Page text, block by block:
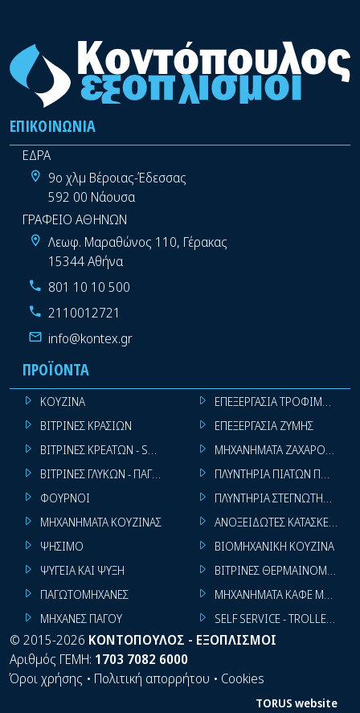
ΕΠΙΚΟΙΝΩΝΊΑ
ΕΔΡΑ
9ο χλμ Βέροιας-Έδεσσας
592 00 Νάουσα
ΓΡΑΦΕΙΟ ΑΘΗΝΩΝ
Λεωφ. Μαραθώνος 110, Γέρακας
15344 Αθήνα
801 10 10 500
2110012721
info@kontex.gr
ΠΡΟΪΌΝΤΑ
ΚΟΥΖΙΝΑ
ΒΙΤΡΙΝΕΣ ΚΡΑΣΙΩΝ
ΒΙΤΡΙΝΕΣ ΚΡΕΑΤΩΝ - SUPER MARKET
ΒΙΤΡΙΝΕΣ ΓΛΥΚΩΝ - ΠΑΓΩΤΩΝ
ΦΟΥΡΝΟΙ
ΜΗΧΑΝΗΜΑΤΑ ΚΟΥΖΙΝΑΣ
ΨΗΣΙΜΟ
ΨΥΓΕΙΑ ΚΑΙ ΨΥΞΗ
ΠΑΓΩΤΟΜΗΧΑΝΕΣ
ΜΗΧΑΝΕΣ ΠΑΓΟΥ
ΕΠΕΞΕΡΓΑΣΙΑ ΤΡΟΦΙΜΩΝ
ΕΠΕΞΕΡΓΑΣΙΑ ΖΥΜΗΣ
ΜΗΧΑΝΗΜΑΤΑ
ΠΛΥΝΤΗΡΙΑ ΠΙΑΤΩΝ
ΠΛΥΝΤΗΡΙΑ ΣΤΕΓΝΩΤΗΡΙΑ
ΑΝΟΞΕΙΔΩΤΕΣ ΚΑΤΑΣΚΕΥΕΣ
ΒΙΟΜΗΧΑΝΙΚΗ ΚΟΥΖΙΝΑ
ΒΙΤΡΙΝΕΣ ΘΕΡΜΑΙΝΟΜΕΝΕΣ
ΜΗΧΑΝΗΜΑΤΑ ΚΑΦΕ ΜΠΑΡ
SELF SERVICE - TROLLEY -
© 2015-2026 ΚΟΝΤΟΠΟΥΛΟΣ - ΕΞΟΠΛΙΣΜΟΙ
Αριθμός ΓΕΜΗ: 1703 7082 6000
Όροι χρήσης • Πολιτική απορρήτου • Cookies
TORUS website